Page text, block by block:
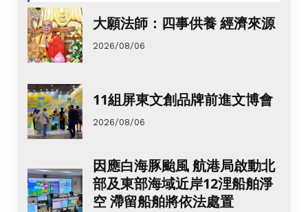
大願法師：四事供養 經濟來源
2026/08/06
11組屏東文創品牌前進文博會
2026/08/06
因應白海豚颱風 航港局啟動北
部及東部海域近岸12浬船舶淨
空 滯留船舶將依法處置